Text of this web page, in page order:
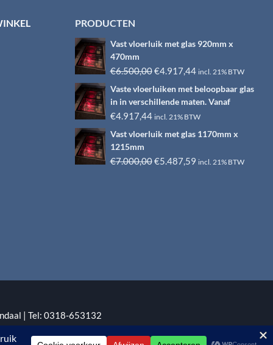
PRODUCTEN
Vast vloerluik met glas 920mm x
470mm
€6.500,00Oorspronkelijke
prijs
was:
€6.500,00.
€4.917,44Huidige
prijs
is:
€4.917,44.
incl. 21% BTW
Vaste vloerluiken met beloopbaar glas
in in verschillende maten. Vanaf
€4.917,44 incl. 21% BTW
Vast vloerluik met glas 1170mm x
1215mm
€7.000,00Oorspronkelijke
€5.487,59Huidige
incl. 21% BTW
| Tel: 0318-653132